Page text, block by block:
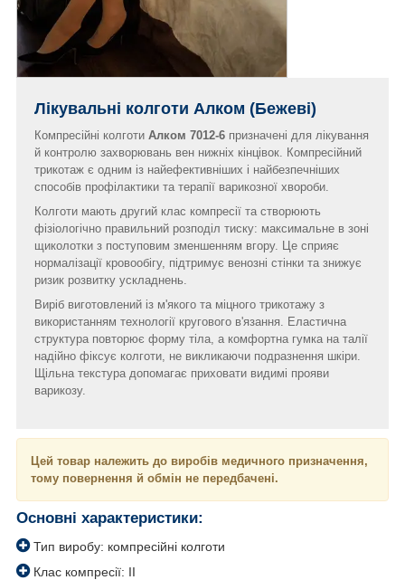
Лікувальні колготи Алком (Бежеві)
Компресійні колготи Алком 7012-6 призначені для лікування
й контролю захворювань вен нижніх кінцівок. Компресійний
трикотаж є одним із найефективніших і найбезпечніших
способів профілактики та терапії варикозної хвороби.
Колготи мають другий клас компресії та створюють
фізіологічно правильний розподіл тиску: максимальне в зоні
щиколотки з поступовим зменшенням вгору. Це сприяє
нормалізації кровообігу, підтримує венозні стінки та знижує
ризик розвитку ускладнень.
Виріб виготовлений із м'якого та міцного трикотажу з
використанням технології кругового в'язання. Еластична
структура повторює форму тіла, а комфортна гумка на талії
надійно фіксує колготи, не викликаючи подразнення шкіри.
Щільна текстура допомагає приховати видимі прояви
варикозу.
Цей товар належить до виробів медичного призначення,
тому повернення й обмін не передбачені.
Основні характеристики:
Тип виробу: компресійні колготи
Клас компресії: II